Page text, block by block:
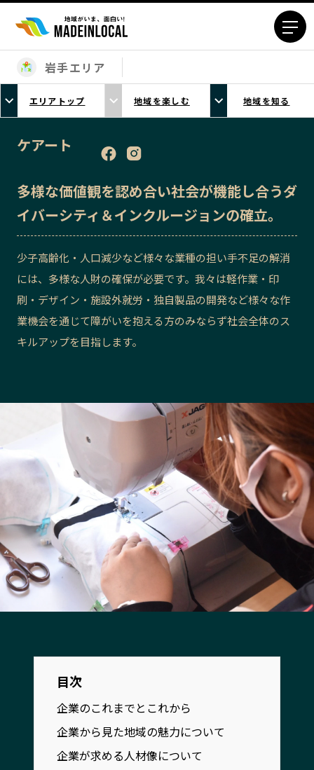
エリアから探す
北海道エリア
青森エリア
岩手エリア
栃木エリア
群馬エリア
埼玉エリア
千葉エリア
神奈川エリア
新潟エリア
富山エリア
石川エリア
北摂エリア
堺・泉州エリア
河内エリア
兵庫エリア
奈良エリア
和歌山エリア
島根エリア
岡山エリア
広島エリア
山口エリア
徳島エリア
香川エリア
愛媛エリア
高知エリア
福岡エリア
佐賀エリア
長崎エリア
熊本エリア
大分エリア
沖縄エリア
カテゴリから探す
岩手エリア
エリアトップ 地域を楽しむ 地域を知る
ケアート
多様な価値観を認め合い社会が機能し合うダ
イバーシティ＆インクルージョンの確立。
少子高齢化・人口減少など様々な業種の担い手不足の解消
には、多様な人財の確保が必要です。我々は軽作業・印
刷・デザイン・施設外就労・独自製品の開発など様々な作
業機会を通じて障がいを抱える方のみならず社会全体のス
キルアップを目指します。
目次
企業のこれまでとこれから
企業から見た地域の魅力について
企業が求める人材像について